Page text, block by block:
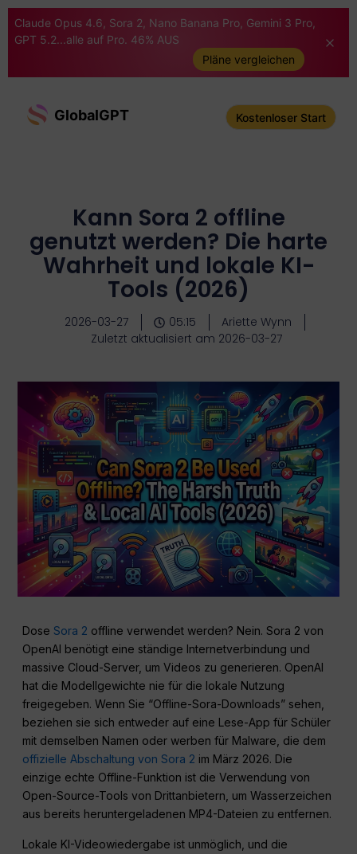
Claude Opus 4.6, Sora 2, Nano Banana Pro, Gemini 3 Pro,
GPT 5.2...alle auf Pro. 46% AUS
Pläne vergleichen
GlobalGPT Kostenloser Start
Kann Sora 2 offline
genutzt werden? Die harte
Wahrheit und lokale KI-
Tools (2026)
2026-03-27 05:15
Ariette Wynn
Zuletzt aktualisiert am 2026-03-27
DoseSora 2 offline verwendet werden? Nein. Sora 2 von
OpenAI benötigt eine ständige Internetverbindung und
massive Cloud-Server, um Videos zu generieren. OpenAI
hat die Modellgewichte nie für die lokale Nutzung
freigegeben. Wenn Sie “Offline-Sora-Downloads” sehen,
beziehen sie sich entweder auf eine Lese-App für Schüler
mit demselben Namen oder werben für Malware, die dem
offizielle Abschaltung von Sora 2 im März 2026. Die
einzige echte Offline-Funktion ist die Verwendung von
Open-Source-Tools von Drittanbietern, um Wasserzeichen
aus bereits heruntergeladenen MP4-Dateien zu entfernen.
Lokale KI-Videowiedergabe ist unmöglich, und die